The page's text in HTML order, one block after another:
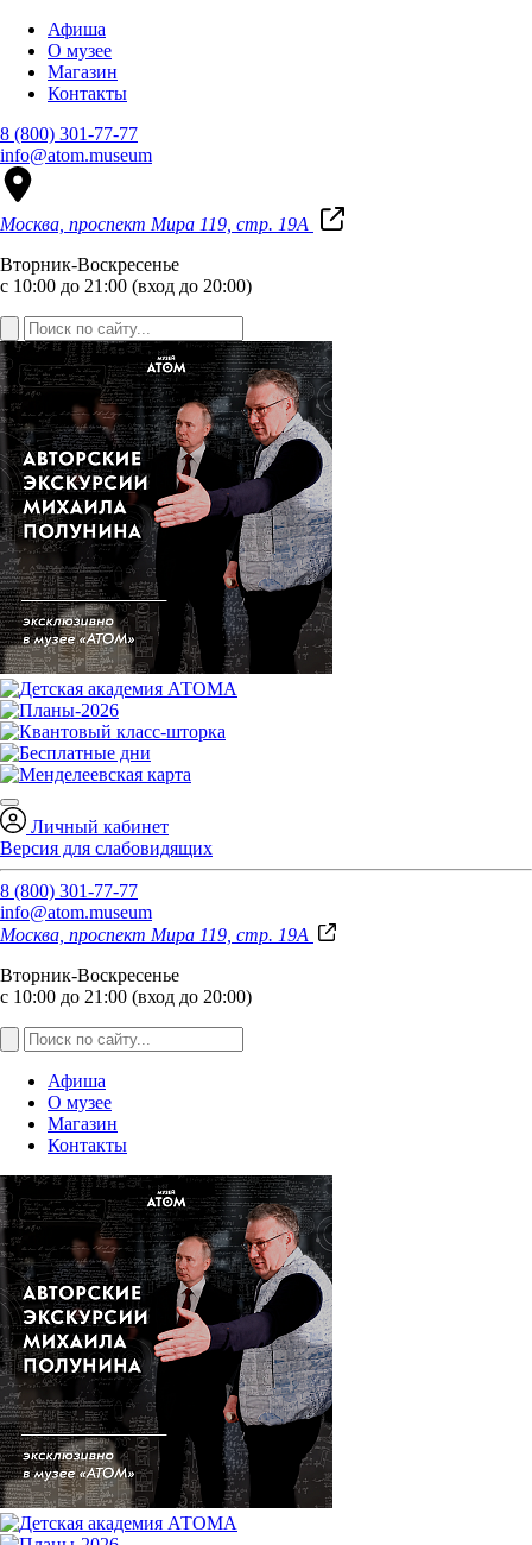
Афиша
О музее
Магазин
Контакты
8 (800) 301-77-77
info@atom.museum
Москва, проспект Мира 119, стр. 19А
Вторник-Воскресенье
с 10:00 до 21:00 (вход до 20:00)
Личный кабинет
Версия для слабовидящих
8 (800) 301-77-77
info@atom.museum
Москва, проспект Мира 119, стр. 19А
Вторник-Воскресенье
с 10:00 до 21:00 (вход до 20:00)
Афиша
О музее
Магазин
Контакты